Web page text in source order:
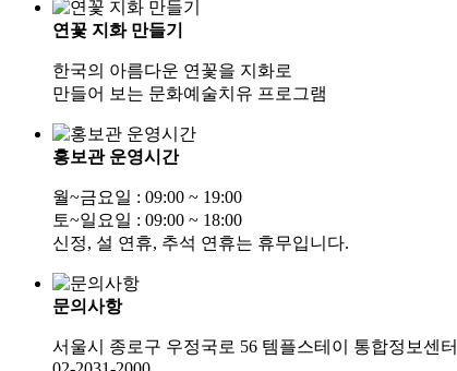
연꽃 지화 만들기
한국의 아름다운 연꽃을 지화로
만들어 보는 문화예술치유 프로그램
홍보관 운영시간
월~금요일 : 09:00 ~ 19:00
토~일요일 : 09:00 ~ 18:00
신정, 설 연휴, 추석 연휴는 휴무입니다.
문의사항
서울시 종로구 우정국로 56 템플스테이 통합정보센